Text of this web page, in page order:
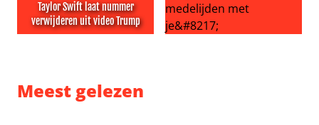
Taylor Swift laat nummer
verwijderen uit video Trump
Meest gelezen